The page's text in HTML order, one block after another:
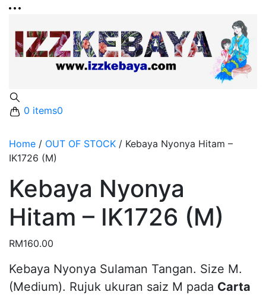
0 items0
Home / OUT OF STOCK / Kebaya Nyonya Hitam –
IK1726 (M)
Kebaya Nyonya
Hitam – IK1726 (M)
RM160.00
Kebaya Nyonya Sulaman Tangan. Size M.
(Medium). Rujuk ukuran saiz M pada Carta